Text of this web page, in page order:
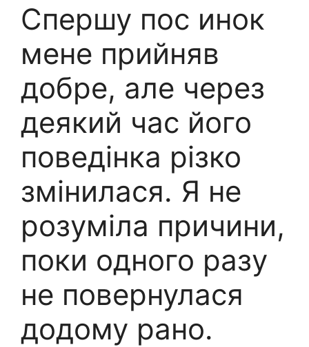
Спершу пос инок
мене прийняв
добре, але через
деякий час його
поведінка різко
змінилася. Я не
розуміла причини,
поки одного разу
не повернулася
додому рано.